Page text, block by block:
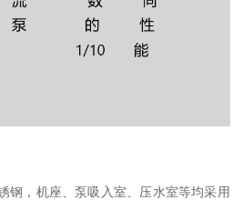
钢，机座、泵吸入室、压水室等均采用